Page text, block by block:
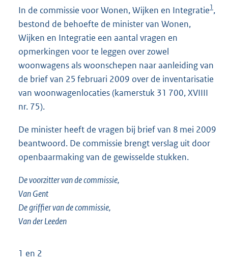
In de commissie voor Wonen, Wijken en Integratie1,
bestond de behoefte de minister van Wonen,
Wijken en Integratie een aantal vragen en
opmerkingen voor te leggen over zowel
woonwagens als woonschepen naar aanleiding van
de brief van 25 februari 2009 over de inventarisatie
van woonwagenlocaties (kamerstuk 31 700, XVIIII
nr. 75).
De minister heeft de vragen bij brief van 8 mei 2009
beantwoord. De commissie brengt verslag uit door
openbaarmaking van de gewisselde stukken.
De voorzitter van de commissie,
Van Gent
De griffier van de commissie,
Van der Leeden
1 en 2